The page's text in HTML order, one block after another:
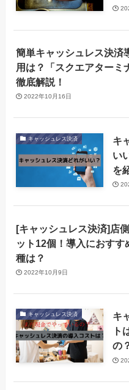
簡単キャッシュレス決済
用は？「スクエアターミ
徹底解説！
2022年10月16日
キャッシュレス決済
キ
い
を
[キャッシュレス決済]店
ット12個！導入におすす
種は？
2022年10月9日
キャッシュレス決済
キ
ト
の